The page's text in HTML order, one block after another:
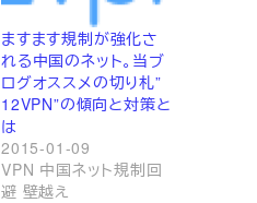
ますます規制が強化さ
れる中国のネット。当ブ
ログオススメの切り札”
12VPN”の傾向と対策と
は
2015-01-09
VPN 中国ネット規制回
避 壁越え